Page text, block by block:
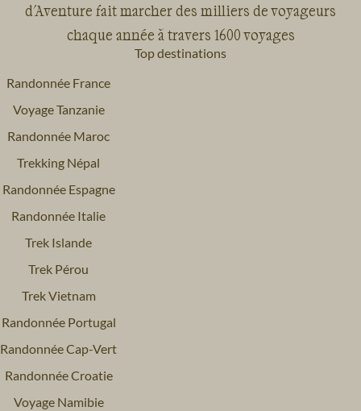
d'Aventure fait marcher des milliers de voyageurs
chaque année à travers 1600 voyages
Top destinations
Randonnée France
Voyage Tanzanie
Randonnée Maroc
Trekking Népal
Randonnée Espagne
Randonnée Italie
Trek Islande
Trek Pérou
Trek Vietnam
Randonnée Portugal
Randonnée Cap-Vert
Randonnée Croatie
Voyage Namibie